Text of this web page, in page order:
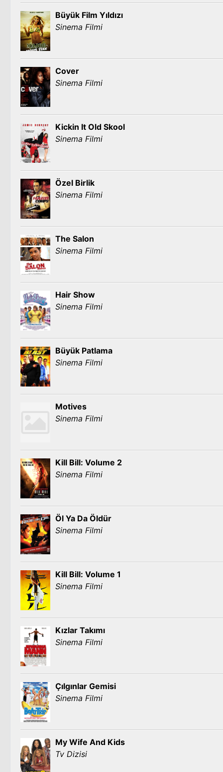
Büyük Film Yıldızı
Sinema Filmi
Cover
Sinema Filmi
Kickin It Old Skool
Sinema Filmi
Özel Birlik
Sinema Filmi
The Salon
Sinema Filmi
Hair Show
Sinema Filmi
Büyük Patlama
Sinema Filmi
Motives
Sinema Filmi
Kill Bill: Volume 2
Sinema Filmi
Öl Ya Da Öldür
Sinema Filmi
Kill Bill: Volume 1
Sinema Filmi
Kızlar Takımı
Sinema Filmi
Çılgınlar Gemisi
Sinema Filmi
My Wife And Kids
Tv Dizisi